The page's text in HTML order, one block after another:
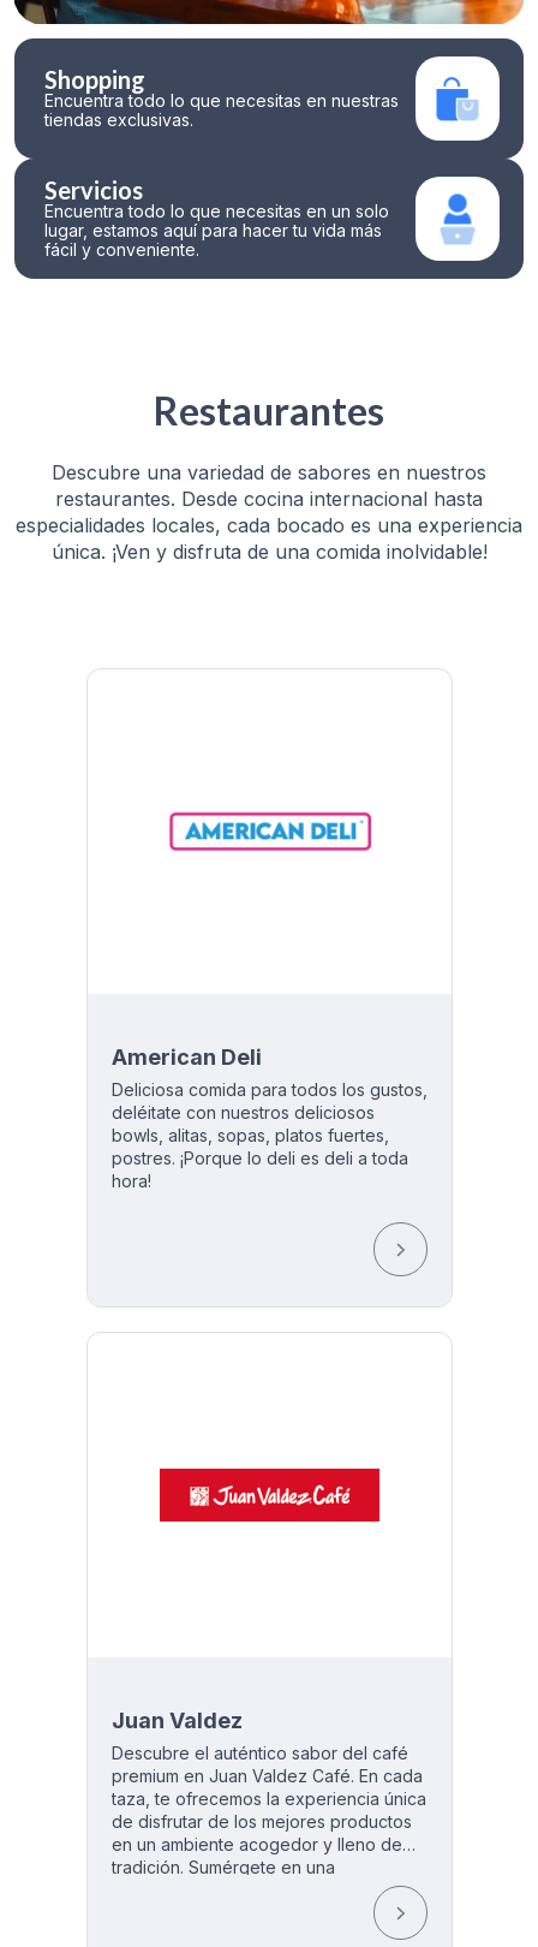
Shopping
Encuentra todo lo que necesitas en nuestras
tiendas exclusivas.
Servicios
Encuentra todo lo que necesitas en un solo
lugar, estamos aquí para hacer tu vida más
fácil y conveniente.
Restaurantes
Descubre una variedad de sabores en nuestros
restaurantes. Desde cocina internacional hasta
especialidades locales, cada bocado es una experiencia
única. ¡Ven y disfruta de una comida inolvidable!
American Deli
Deliciosa comida para todos los gustos,
deléitate con nuestros deliciosos
bowls, alitas, sopas, platos fuertes,
postres. ¡Porque lo deli es deli a toda
hora!
Juan Valdez
Descubre el auténtico sabor del café
premium en Juan Valdez Café. En cada
taza, te ofrecemos la experiencia única
de disfrutar de los mejores productos
en un ambiente acogedor y lleno de
tradición. Sumérgete en una
deliciosos nevados, Iced Latte y los